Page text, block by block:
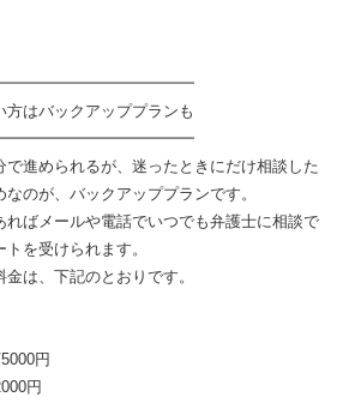
はバックアッププランも
で進められるが、迷ったときにだけ相談した
のが、バックアッププランです。
ればメールや電話でいつでも弁護士に相談で
を受けられます。
は、下記のとおりです。
円
円